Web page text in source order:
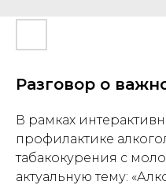
Разговор о
В рамках
профилактике
табакокурения с
актуальную тему: